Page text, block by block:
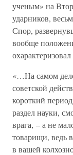
ученым» на
ударников,
Спор,
вообще
охарактеризовал
«…На самом
советской
короткий
раздел науки,
врага, – а не
товарищи, ведь
в вашей